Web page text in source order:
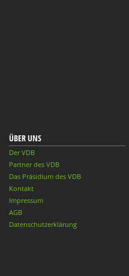
ÜBER UNS
Der VDB
Partner des VDB
Das Präsidium des VDB
Kontakt
Impressum
AGB
Datenschutzerklärung